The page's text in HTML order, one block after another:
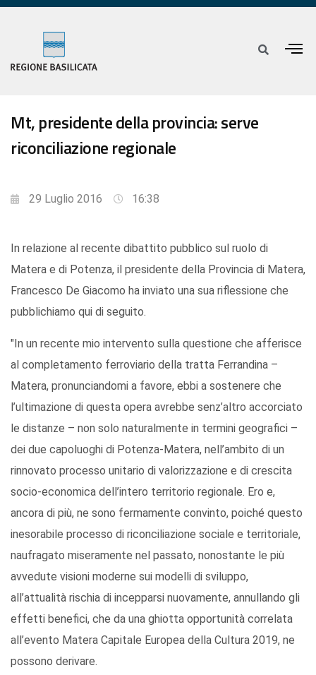
Mt, presidente della provincia: serve
riconciliazione regionale
29 Luglio 2016 16:38
In relazione al recente dibattito pubblico sul ruolo di
Matera e di Potenza, il presidente della Provincia di Matera,
Francesco De Giacomo ha inviato una sua riflessione che
pubblichiamo qui di seguito.
"In un recente mio intervento sulla questione che afferisce
al completamento ferroviario della tratta Ferrandina –
Matera, pronunciandomi a favore, ebbi a sostenere che
l’ultimazione di questa opera avrebbe senz’altro accorciato
le distanze – non solo naturalmente in termini geografici –
dei due capoluoghi di Potenza-Matera, nell’ambito di un
rinnovato processo unitario di valorizzazione e di crescita
socio-economica dell’intero territorio regionale. Ero e,
ancora di più, ne sono fermamente convinto, poiché questo
inesorabile processo di riconciliazione sociale e territoriale,
naufragato miseramente nel passato, nonostante le più
avvedute visioni moderne sui modelli di sviluppo,
all’attualità rischia di incepparsi nuovamente, annullando gli
effetti benefici, che da una ghiotta opportunità correlata
all’evento Matera Capitale Europea della Cultura 2019, ne
possono derivare.